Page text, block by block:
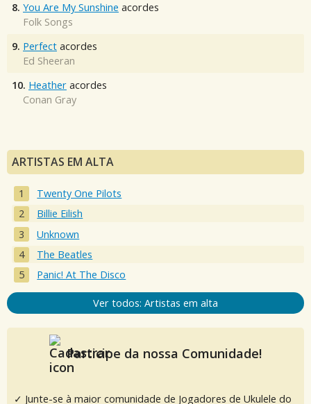
8. You Are My Sunshine acordes
Folk Songs
9. Perfect acordes
Ed Sheeran
10. Heather acordes
Conan Gray
ARTISTAS EM ALTA
Twenty One Pilots
Billie Eilish
Unknown
The Beatles
Panic! At The Disco
Ver todos: Artistas em alta
Participe da nossa Comunidade!
✓ Junte-se à maior comunidade de Jogadores de Ukulele do